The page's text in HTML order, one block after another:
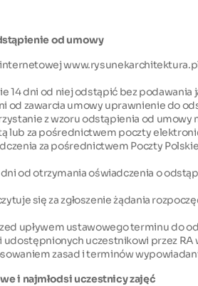
od umowy
14 dni od niej odstąpić bez
od zawarcia umowy uprawnienie do
z wzoru odstąpienia od
lub za pośrednictwem poczty
za pośrednictwem Poczty
od otrzymania oświadczenia o
się za zgłoszenie żądania
upływem ustawowego terminu do
uczestnikowi przez RA
zasad i terminów
i najmłodsi uczestnicy zajęć